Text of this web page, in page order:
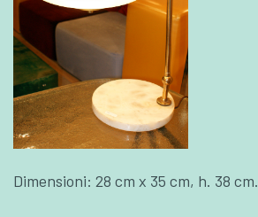
Dimensioni: 28 cm x 35 cm, h. 38 cm.